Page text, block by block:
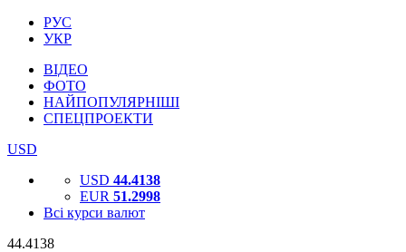
РУС
УКР
ВІДЕО
ФОТО
НАЙПОПУЛЯРНІШІ
СПЕЦПРОЕКТИ
USD
USD 44.4138
EUR 51.2998
Всі курси валют
44.4138